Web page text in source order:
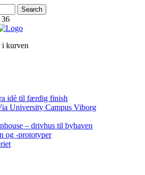
i kurven
idè til færdig finish
University Campus Viborg
– drivhus til byhaven
og -prototyper